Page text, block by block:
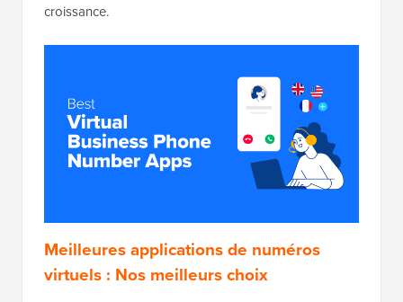
croissance.
Meilleures applications de numéros
virtuels : Nos meilleurs choix